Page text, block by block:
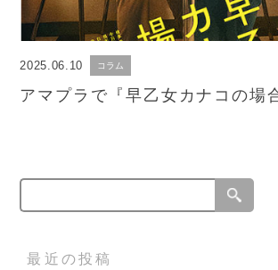
2025.06.10 コラム
アマプラで『早乙女カナコの場
最近の投稿